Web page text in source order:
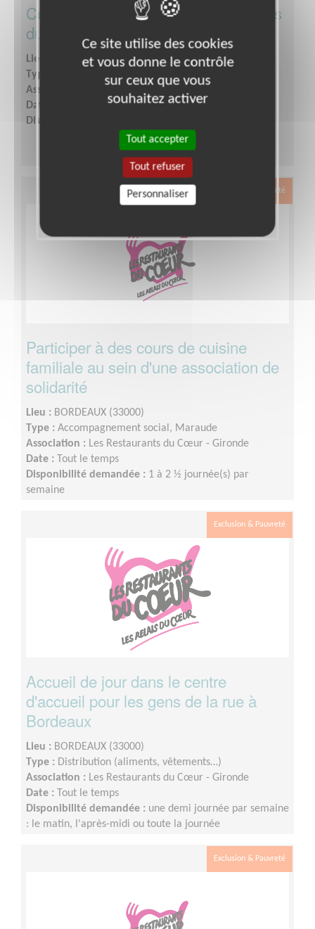
Co-responsable du centre des Restos
du Coeur à Martillac
Lieu :
MARTILLAC (33650)
Type :
Responsable associatif, Coordinateur d'équipe
Association :
Les Restaurants du Cœur - Gironde
Date :
du 08/04/2026 au 31/12/2026
Disponibilité demandée :
Exclusion & Pauvreté
Participer à des cours de cuisine
familiale au sein d'une association de
solidarité
Lieu : BORDEAUX (33000)
Type : Accompagnement social, Maraude
Association : Les Restaurants du Cœur - Gironde
Date : Tout le temps
Disponibilité demandée : 1 à 2 ½ journée(s) par
semaine
Exclusion & Pauvreté
Accueil de jour dans le centre
d'accueil pour les gens de la rue à
Bordeaux
Lieu : BORDEAUX (33000)
Type : Distribution (aliments, vêtements…)
Association : Les Restaurants du Cœur - Gironde
Date : Tout le temps
Disponibilité demandée : une demi journée par semaine
: le matin, l'après-midi ou toute la journée
Exclusion & Pauvreté
Ce site utilise des cookies
et vous donne le contrôle
sur ceux que vous
souhaitez activer
Tout accepter
Tout refuser
Personnaliser